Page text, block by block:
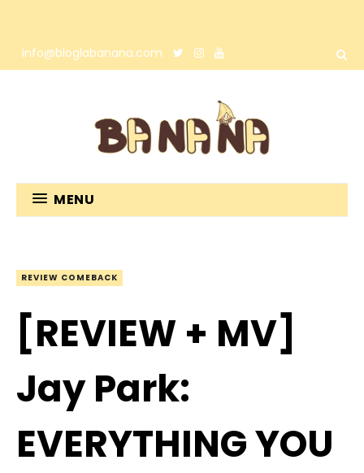
info@bloglabanana.com
MENU
REVIEW COMEBACK
[REVIEW + MV]
Jay Park:
EVERYTHING YOU